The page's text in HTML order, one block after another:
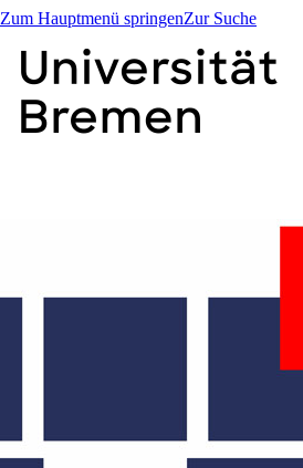
Zum Hauptmenü springenZur Suche